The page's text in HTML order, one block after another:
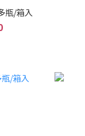
瓶/箱入